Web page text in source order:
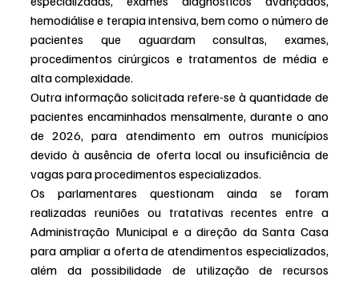
hemodiálise e terapia intensiva, bem como o número de
pacientes que aguardam consultas, exames,
procedimentos cirúrgicos e tratamentos de média e
alta complexidade.
Outra informação solicitada refere-se à quantidade de
pacientes encaminhados mensalmente, durante o ano
de 2026, para atendimento em outros municípios
devido à ausência de oferta local ou insuficiência de
vagas para procedimentos especializados.
Os parlamentares questionam ainda se foram
realizadas reuniões ou tratativas recentes entre a
Administração Municipal e a direção da Santa Casa
para ampliar a oferta de atendimentos especializados,
além da possibilidade de utilização de recursos